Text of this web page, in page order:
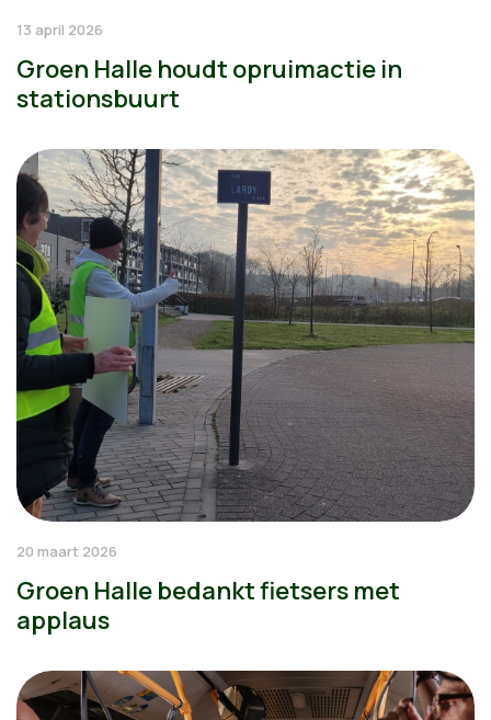
13 april 2026
Groen Halle houdt opruimactie in
stationsbuurt
20 maart 2026
Groen Halle bedankt fietsers met
applaus